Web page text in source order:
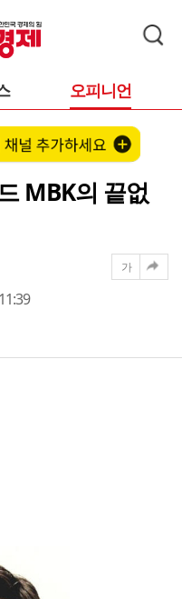
오피니언
MBK의 끝없
가